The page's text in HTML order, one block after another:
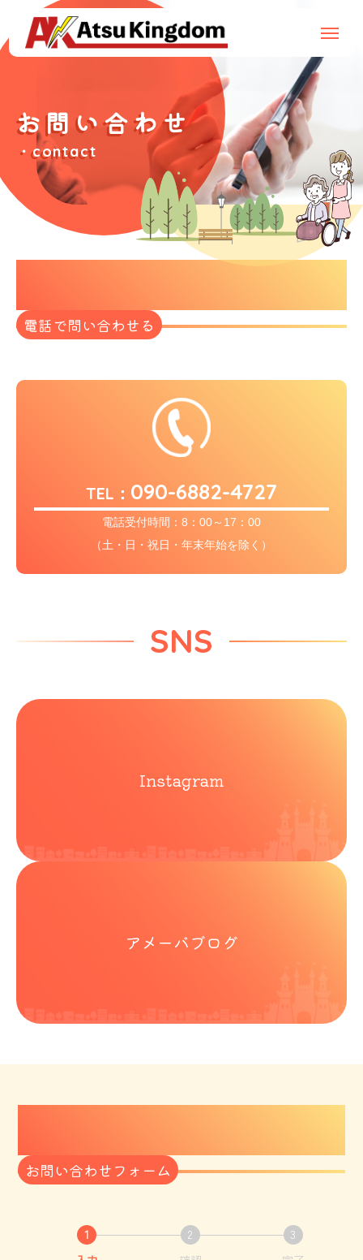
お問い合わせ
・contact
電話で問い合わせる
TEL： 090-6882-4727
電話受付時間：8：00～17：00
（土・日・祝日・年末年始を除く）
SNS
Instagram
アメーバブログ
お問い合わせフォーム
1
2
3